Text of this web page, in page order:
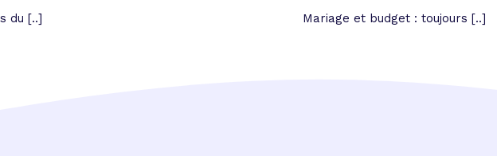
du [..] Mariage et budget : toujours [..]